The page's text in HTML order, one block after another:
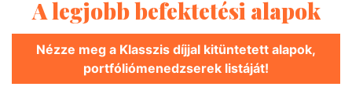
A legjobb befektetési alapok
Nézze meg a Klasszis díjjal kitüntetett alapok,
portfóliómenedzserek listáját!